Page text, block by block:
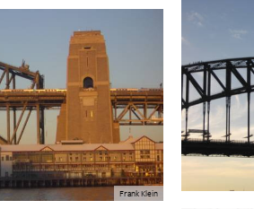
Frank Klein